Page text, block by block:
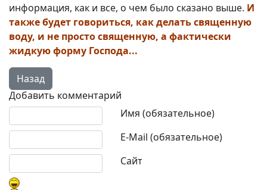
информация, как и все, о чем было сказано выше. И
также будет говориться, как делать священную
воду, и не просто священную, а фактически
жидкую форму Господа...
Добавить комментарий
Имя (обязательное)
E-Mail (обязательное)
Сайт
Текст комментария